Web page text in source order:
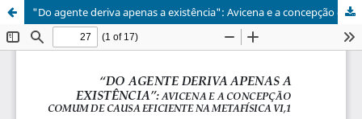
"Do agente deriva apenas a existência": Avicena e a concepção comum de causa